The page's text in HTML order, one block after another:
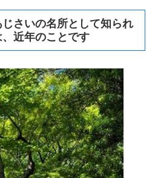
さいの名所として知られ
近年のことです